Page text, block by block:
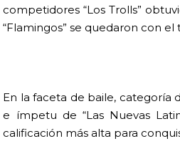
competidores “Los Trolls”
“Flamingos” se quedaron con el
En la faceta de baile, categoría
e ímpetu de “Las Nuevas
calificación más alta para